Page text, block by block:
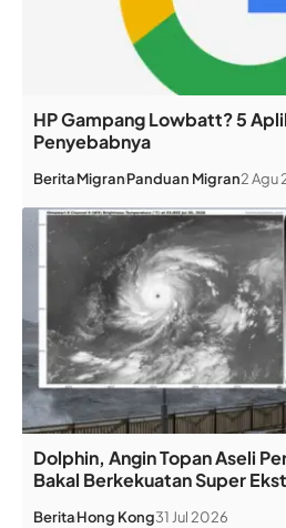
HP Gampang Lowbatt? 5
Penyebabnya
BeritaMigranPanduan Migran2 Agu
Dolphin, Angin Topan Aseli
Bakal Berkekuatan Super
BeritaHong Kong31 Jul 2026